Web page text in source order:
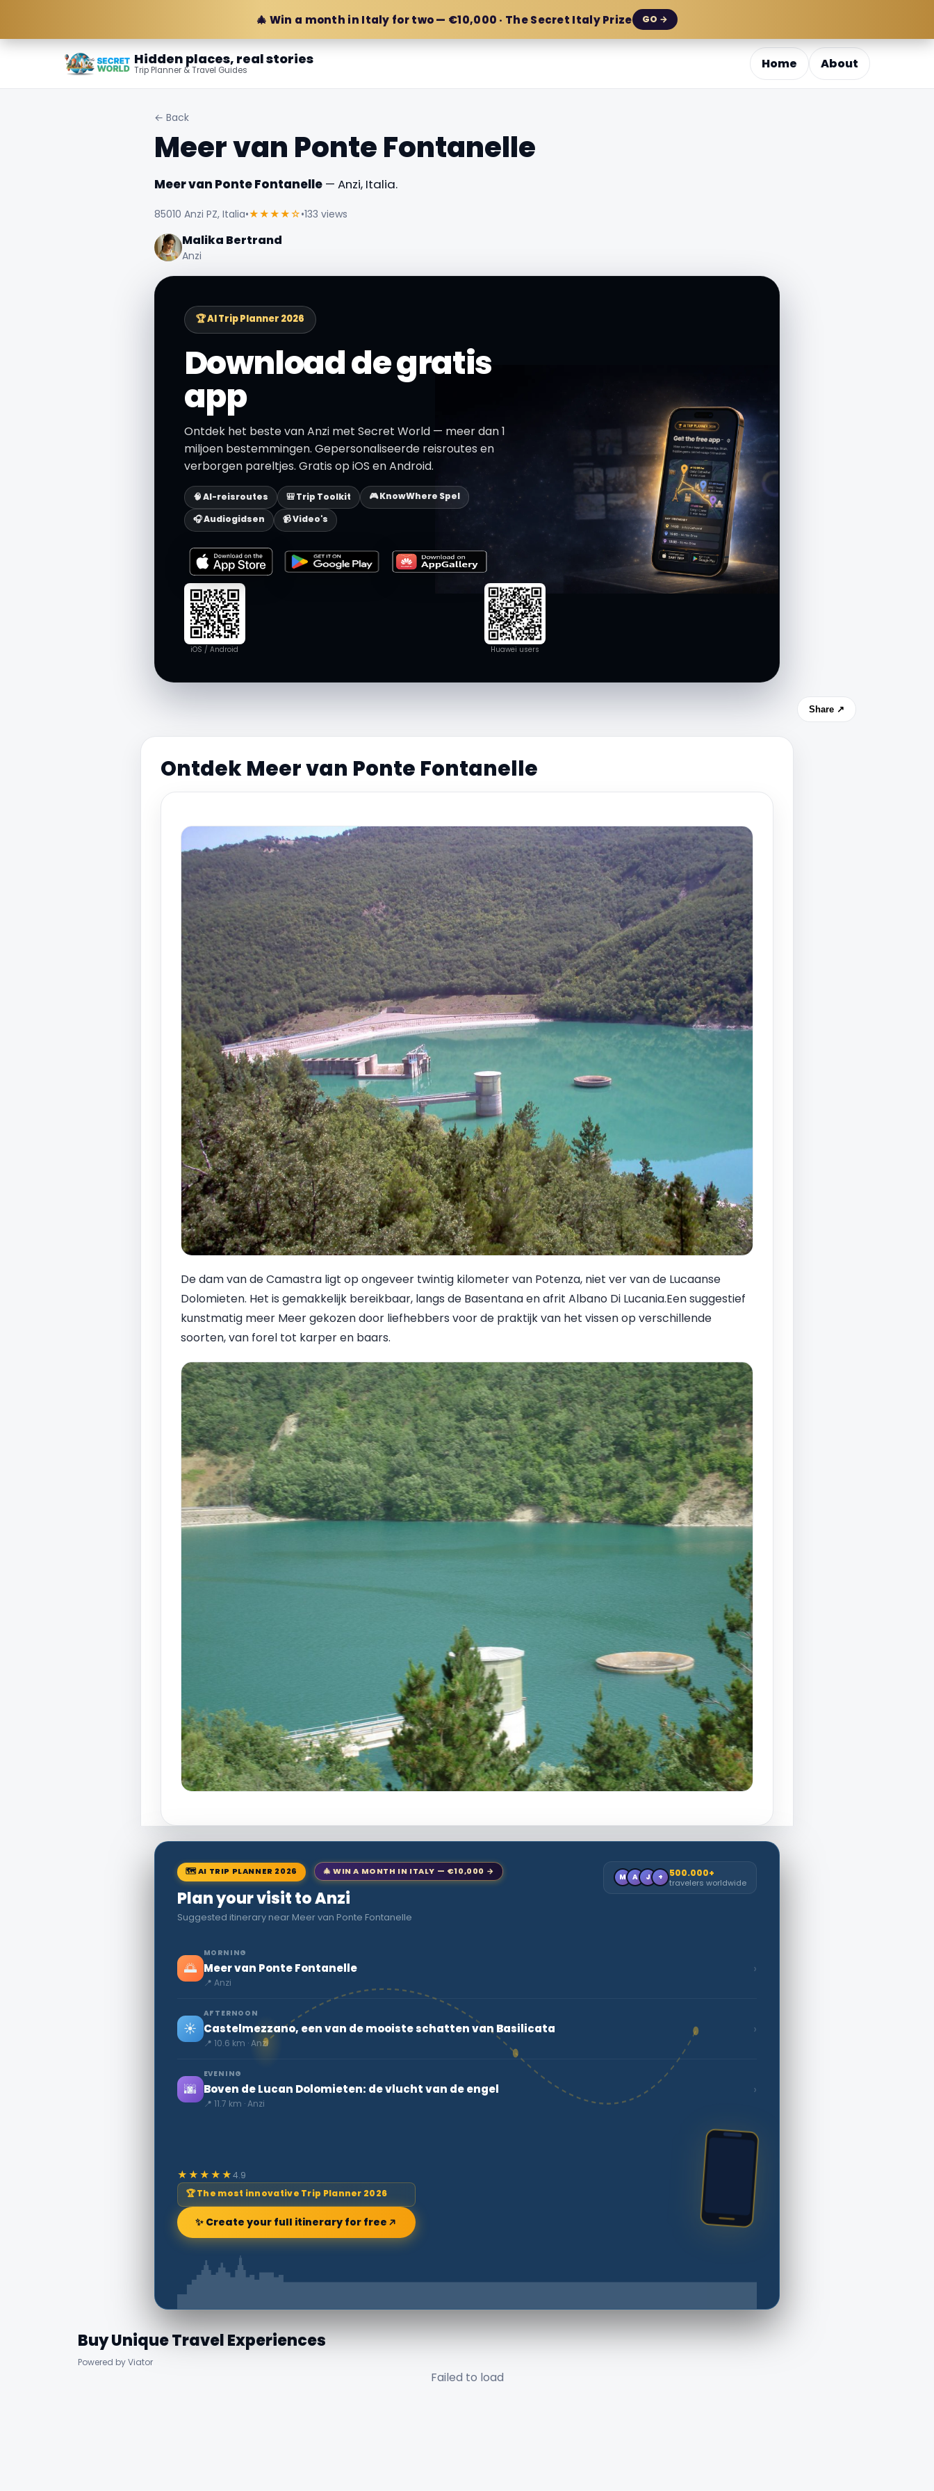
🎄 Win a month in Italy for two — €10,000 · The Secret Italy Prize GO →
Hidden places, real stories
Trip Planner & Travel Guides Home About
← Back
Meer van Ponte Fontanelle
Meer van Ponte Fontanelle— Anzi, Italia.
85010 Anzi PZ, Italia•★★★★☆•133 views
Malika Bertrand
Anzi
🏆 AI Trip Planner 2026
Download de gratis
app
Ontdek het beste van Anzi met Secret World — meer dan 1
miljoen bestemmingen. Gepersonaliseerde reisroutes en
verborgen pareltjes. Gratis op iOS en Android.
🧠 AI-reisroutes 🎒 Trip Toolkit
🎮 KnowWhere Spel
🎧 Audiogidsen
📹 Video's
iOS / Android Huawei users
Share ↗
Ontdek Meer van Ponte Fontanelle
De dam van de Camastra ligt op ongeveer twintig kilometer van Potenza, niet ver van de Lucaanse
Dolomieten. Het is gemakkelijk bereikbaar, langs de Basentana en afrit Albano Di Lucania.Een suggestief
kunstmatig meer Meer gekozen door liefhebbers voor de praktijk van het vissen op verschillende
soorten, van forel tot karper en baars.
🗺 AI TRIP PLANNER 2026 🎄 WIN A MONTH IN ITALY — €10,000 →
Plan your visit to Anzi
Suggested itinerary near Meer van Ponte Fontanelle
M A J + 500.000+
travelers worldwide
🌅
MORNING
Meer van Ponte Fontanelle
📍 Anzi
›
☀️
AFTERNOON
Castelmezzano, een van de mooiste schatten van Basilicata
📍 10.6 km · Anzi
›
🌆
EVENING
Boven de Lucan Dolomieten: de vlucht van de engel
📍 11.7 km · Anzi
›
★★★★★4.9
🏆 The most innovative Trip Planner 2026
✨ Create your full itinerary for free
Buy Unique Travel Experiences
Powered by Viator
Failed to load